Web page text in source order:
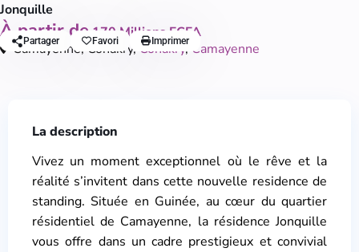
Jonquille
À partir de170 Millions FCFA
Camayenne, Conakry, Conakry, Camayenne
Partager Favori Imprimer
La description
Vivez un moment exceptionnel où le rêve et la
réalité s’invitent dans cette nouvelle residence de
standing. Située en Guinée, au cœur du quartier
résidentiel de Camayenne, la résidence Jonquille
vous offre dans un cadre prestigieux et convivial